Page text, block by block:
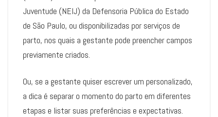
Juventude (NEIJ) da Defensoria Pública do Estado
de São Paulo, ou disponibilizadas por serviços de
parto, nos quais a gestante pode preencher campos
previamente criados.
Ou, se a gestante quiser escrever um personalizado,
a dica é separar o momento do parto em diferentes
etapas e listar suas preferências e expectativas.